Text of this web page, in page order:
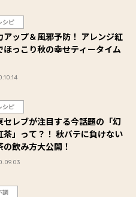
シピ
アップ＆風邪予防！ アレンジ紅
ほっこり秋の幸せティータイム
シピ
セレブが注目する今話題の「幻
茶」って？！ 秋バテに負けない
の飲み方大公開！
調